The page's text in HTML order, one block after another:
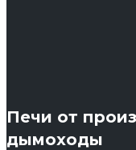
Печи от
дымоходы